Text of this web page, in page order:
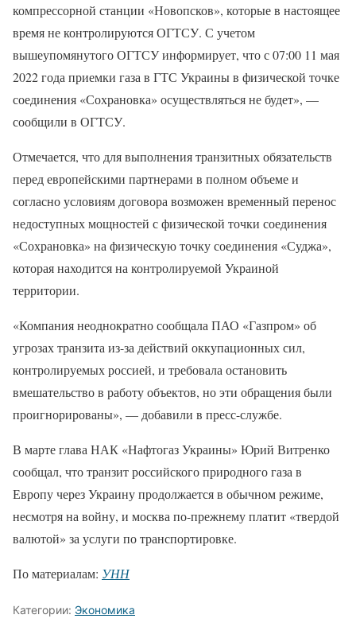
компрессорной станции «Новопсков», которые в настоящее
время не контролируются ОГТСУ. С учетом
вышеупомянутого ОГТСУ информирует, что с 07:00 11 мая
2022 года приемки газа в ГТС Украины в физической точке
соединения «Сохрановка» осуществляться не будет», —
сообщили в ОГТСУ.
Отмечается, что для выполнения транзитных обязательств
перед европейскими партнерами в полном объеме и
согласно условиям договора возможен временный перенос
недоступных мощностей с физической точки соединения
«Сохрановка» на физическую точку соединения «Суджа»,
которая находится на контролируемой Украиной
территории.
«Компания неоднократно сообщала ПАО «Газпром» об
угрозах транзита из-за действий оккупационных сил,
контролируемых россией, и требовала остановить
вмешательство в работу объектов, но эти обращения были
проигнорированы», — добавили в пресс-службе.
В марте глава НАК «Нафтогаз Украины» Юрий Витренко
сообщал, что транзит российского природного газа в
Европу через Украину продолжается в обычном режиме,
несмотря на войну, и москва по-прежнему платит «твердой
валютой» за услуги по транспортировке.
По материалам: УНН
Категории: Экономика